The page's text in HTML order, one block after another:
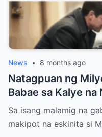
News • 8 months ago
Natagpuan ng
Babae sa Kalye
Hawak ang Anak —
ay Nagbago ng
Sa isang malamig na
makipot na eskinita si